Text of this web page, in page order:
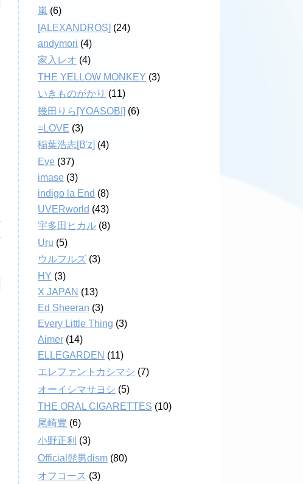
嵐 (6)
[ALEXANDROS] (24)
andymori (4)
家入レオ (4)
THE YELLOW MONKEY (3)
いきものがかり (11)
幾田りら[YOASOBI] (6)
=LOVE (3)
稲葉浩志[B'z] (4)
Eve (37)
imase (3)
indigo la End (8)
UVERworld (43)
宇多田ヒカル (8)
Uru (5)
ウルフルズ (3)
HY (3)
X JAPAN (13)
Ed Sheeran (3)
Every Little Thing (3)
Aimer (14)
ELLEGARDEN (11)
エレファントカシマシ (7)
オーイシマサヨシ (5)
THE ORAL CIGARETTES (10)
尾崎豊 (6)
小野正利 (3)
Official髭男dism (80)
オフコース (3)